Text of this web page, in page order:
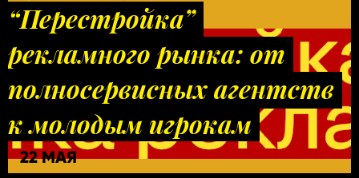
“Перестройка”
рекламного рынка: от
полносервисных агентств
к молодым игрокам
22 МАЯ